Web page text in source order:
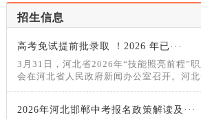
招生信息
高考免试提前批录取 ！2026 年已···
3月31日，河北省2026年“技能照亮前程”
会在河北省人民政府新闻办公室召开。河北
施“技能照亮前程”职业技能竞赛为进一步提
2026年河北邯郸中考报名政策解读及···